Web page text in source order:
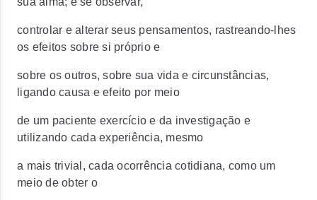
controlar e alterar seus pensamentos, rastreando-lhes
os efeitos sobre si próprio e
sobre os outros, sobre sua vida e circunstâncias,
ligando causa e efeito por meio
de um paciente exercício e da investigação e
utilizando cada experiência, mesmo
a mais trivial, cada ocorrência cotidiana, como um
meio de obter o